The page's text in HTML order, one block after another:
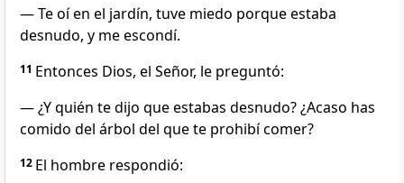
— Te oí en el jardín, tuve miedo porque estaba
desnudo, y me escondí.
11 Entonces Dios, el Señor, le preguntó:
— ¿Y quién te dijo que estabas desnudo? ¿Acaso has
comido del árbol del que te prohibí comer?
12 El hombre respondió: